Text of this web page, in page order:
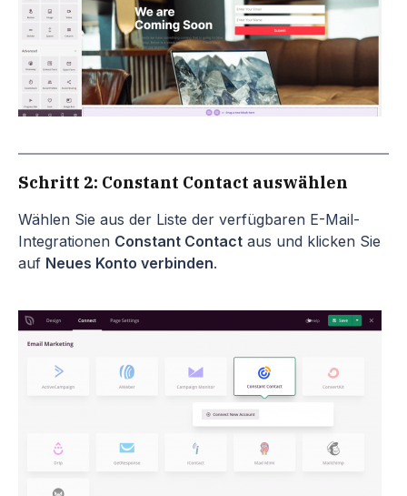
Schritt 2: Constant Contact auswählen
Wählen Sie aus der Liste der verfügbaren E-Mail-
Integrationen Constant Contact aus und klicken Sie
auf Neues Konto verbinden.